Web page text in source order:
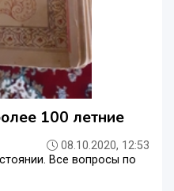
100 летние
08.10.2020, 12:53
Все вопросы по